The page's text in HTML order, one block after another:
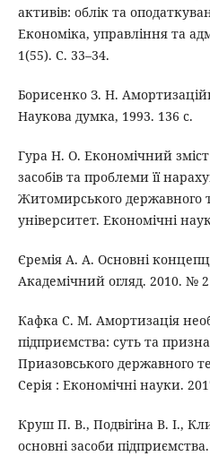
активів: облік та
Економіка, управління та
1(55). С. 33–34.
Борисенко З. Н.
Наукова думка, 1993. 136 с.
Гура Н. О. Економічний
засобів та проблеми її
Житомирського державного
університет. Економічні
Єремія А. А. Основні
Академічний огляд. 2010. № 2
Кафка С. М. Амортизація
підприємства: суть та
Приазовського державного
Серія : Економічні науки.
Круш П. В., Подвігіна В. І.,
основні засоби